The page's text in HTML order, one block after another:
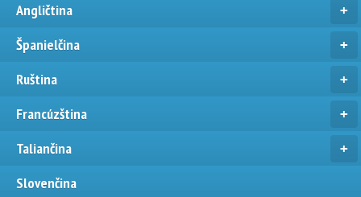
Angličtina
Španielčina
Ruština
Francúzština
Taliančina
Slovenčina